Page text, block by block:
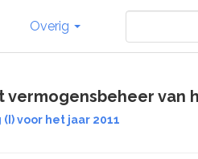
Overig
van
voor het jaar 2011